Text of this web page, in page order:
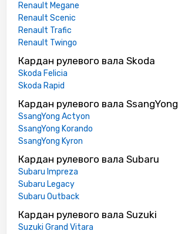
Renault Megane
Renault Scenic
Renault Trafic
Renault Twingo
Кардан рулевого вала Skoda
Skoda Felicia
Skoda Rapid
Кардан рулевого вала SsangYong
SsangYong Actyon
SsangYong Korando
SsangYong Kyron
Кардан рулевого вала Subaru
Subaru Impreza
Subaru Legacy
Subaru Outback
Кардан рулевого вала Suzuki
Suzuki Grand Vitara